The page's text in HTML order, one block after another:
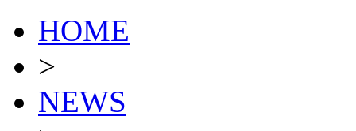
HOME
>
NEWS